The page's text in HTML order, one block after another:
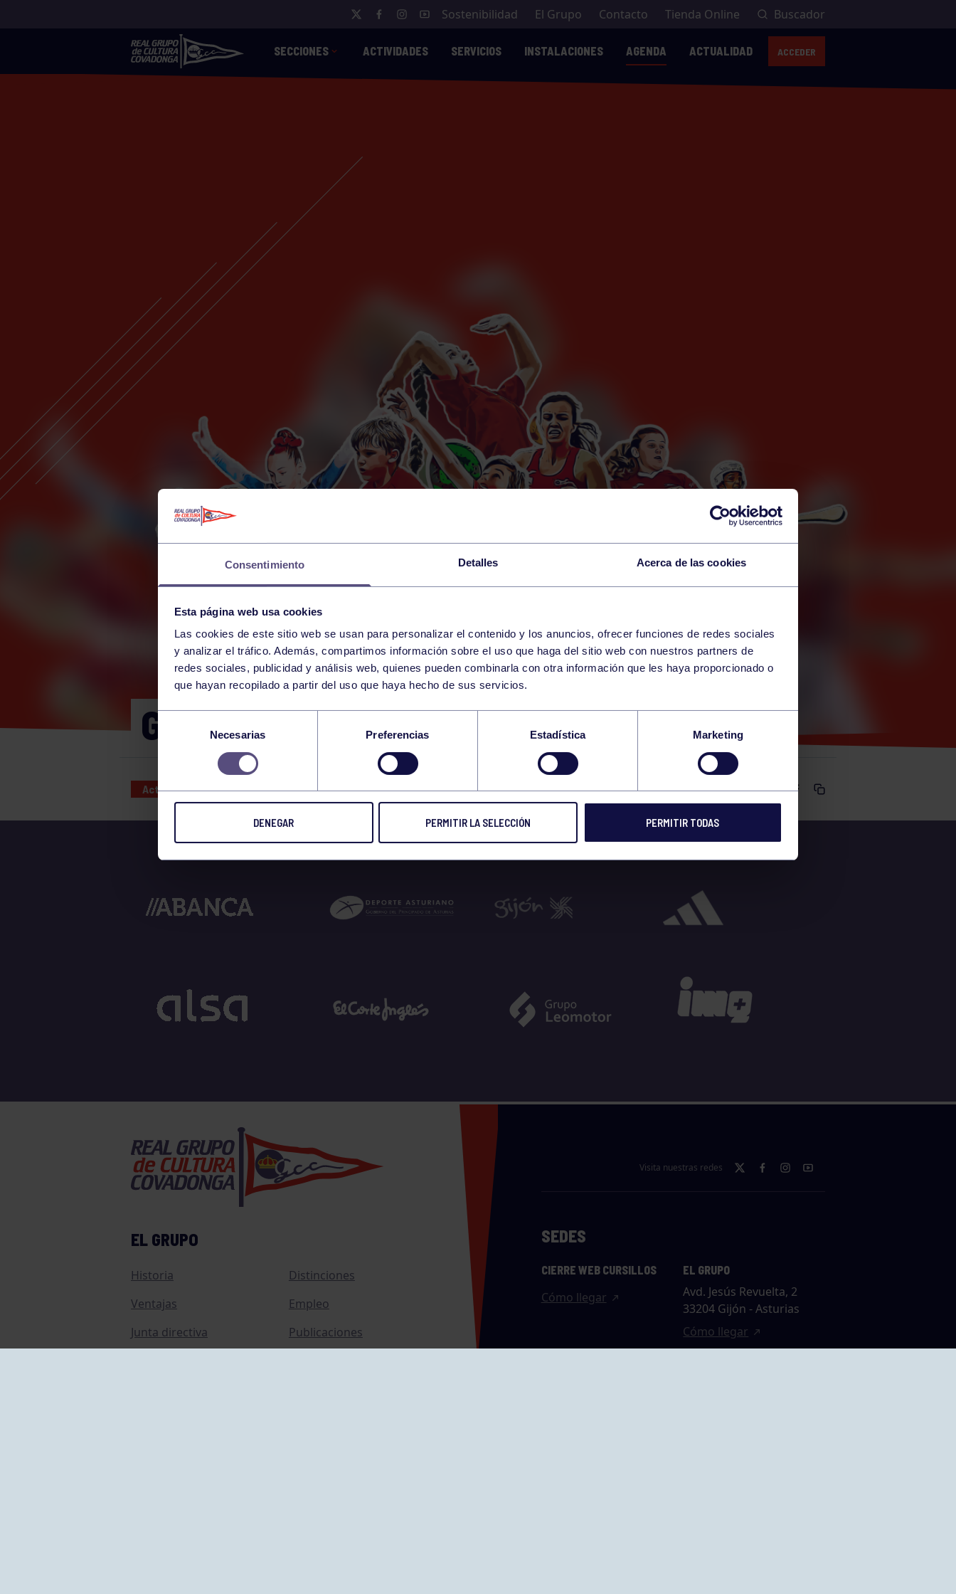
Consentimiento Detalles Acerca de las cookies
Esta página web usa cookies
Las cookies de este sitio web se usan para personalizar el contenido y los anuncios, ofrecer funciones de redes sociales
y analizar el tráfico. Además, compartimos información sobre el uso que haga del sitio web con nuestros partners de
redes sociales, publicidad y análisis web, quienes pueden combinarla con otra información que les haya proporcionado o
que hayan recopilado a partir del uso que haya hecho de sus servicios.
Selección
consentimiento
Necesarias Preferencias Estadística Marketing
DENEGAR PERMITIR LA SELECCIÓN PERMITIR TODAS
Sostenibilidad El Grupo Contacto Tienda Online Buscador
SECCIONES ACTIVIDADES SERVICIOS INSTALACIONES AGENDA ACTUALIDAD ACCEDER
28 FRIDAY
FEBRUARY
GAP 11:30-12:00 GIMNASIO
Actividades deportivas 28 FEB 2025 Comparte
EL GRUPO
Historia
Distinciones
Ventajas
Empleo
Junta directiva
Publicaciones
Visita nuestras redes
SEDES
CIERRE WEB CURSILLOS
Cómo llegar
EL GRUPO
Avd. Jesús Revuelta, 2
33204 Gijón - Asturias
Cómo llegar